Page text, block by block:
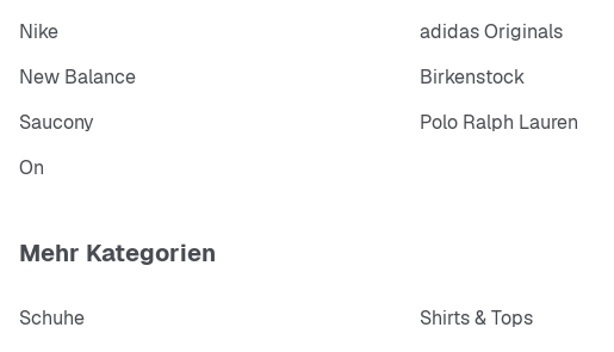
Nike adidas Originals
New Balance
Birkenstock
Saucony
Polo Ralph Lauren
On
Mehr Kategorien
Schuhe Shirts & Tops